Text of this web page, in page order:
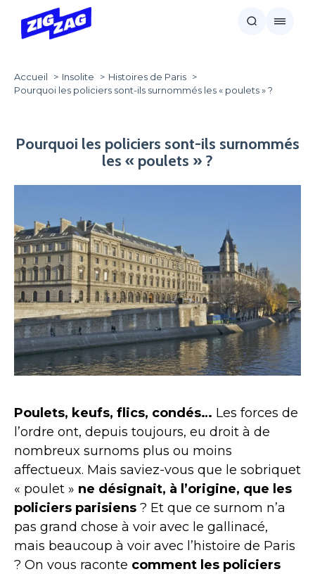
Accueil Insolite
Histoires de Paris
Pourquoi les policiers sont-ils surnommés les « poulets » ?
Pourquoi les policiers sont-ils surnommés
les « poulets » ?
Poulets, keufs, flics, condés… Les forces de
l’ordre ont, depuis toujours, eu droit à de
nombreux surnoms plus ou moins
affectueux. Mais saviez-vous que le sobriquet
« poulet » ne désignait, à l’origine, que les
policiers parisiens ? Et que ce surnom n’a
pas grand chose à voir avec le gallinacé,
mais beaucoup à voir avec l’histoire de Paris
? On vous raconte comment les policiers